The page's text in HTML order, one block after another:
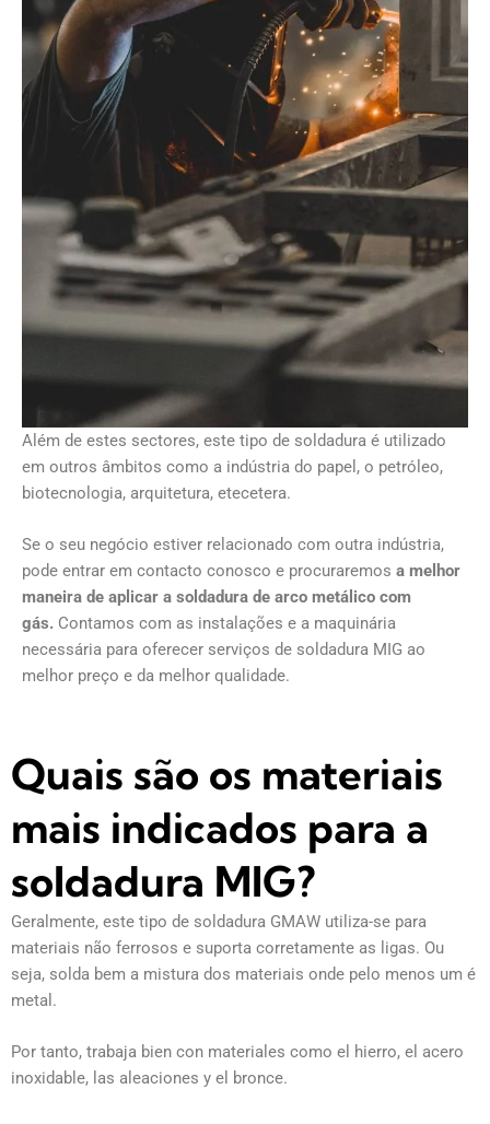
Além de estes sectores, este tipo de soldadura é utilizado
em outros âmbitos como a indústria do papel, o petróleo,
biotecnologia, arquitetura, etecetera.
Se o seu negócio estiver relacionado com outra indústria,
pode entrar em contacto conosco e procuraremos a melhor
maneira de aplicar a soldadura de arco metálico com
gás. Contamos com as instalações e a maquinária
necessária para oferecer serviços de soldadura MIG ao
melhor preço e da melhor qualidade.
Quais são os materiais
mais indicados para a
soldadura MIG?
Geralmente, este tipo de soldadura GMAW utiliza-se para
materiais não ferrosos e suporta corretamente as ligas. Ou
seja, solda bem a mistura dos materiais onde pelo menos um é
metal.
Por tanto, trabaja bien con materiales como el hierro, el acero
inoxidable, las aleaciones y el bronce.